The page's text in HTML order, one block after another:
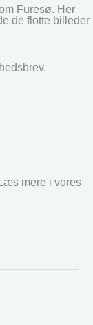
Furesø. Her
de flotte billeder
mere i vores